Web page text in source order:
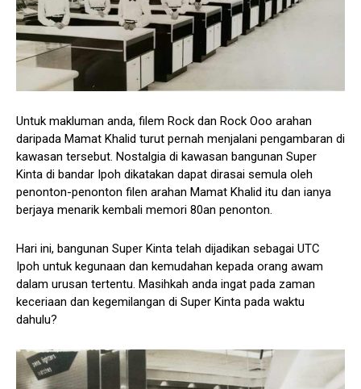
Untuk makluman anda, filem Rock dan Rock Ooo arahan
daripada Mamat Khalid turut pernah menjalani pengambaran di
kawasan tersebut. Nostalgia di kawasan bangunan Super
Kinta di bandar Ipoh dikatakan dapat dirasai semula oleh
penonton-penonton filen arahan Mamat Khalid itu dan ianya
berjaya menarik kembali memori 80an penonton.
Hari ini, bangunan Super Kinta telah dijadikan sebagai UTC
Ipoh untuk kegunaan dan kemudahan kepada orang awam
dalam urusan tertentu. Masihkah anda ingat pada zaman
keceriaan dan kegemilangan di Super Kinta pada waktu
dahulu?